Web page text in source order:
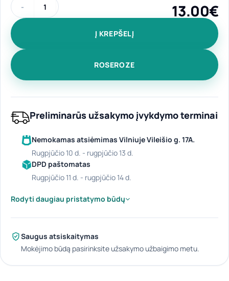
produkto kiekis: Universalus keraminis puodelis "Markas"
13.00€
Į KREPŠELĮ
ROSEROZE
Preliminarūs užsakymo įvykdymo terminai
Nemokamas atsiėmimas Vilniuje Vileišio g. 17A.
rugpjūčio 10 d. - rugpjūčio 13 d.
DPD paštomatas
rugpjūčio 11 d. - rugpjūčio 14 d.
Rodyti daugiau pristatymo būdų
Saugus atsiskaitymas
Mokėjimo būdą pasirinksite užsakymo užbaigimo metu.